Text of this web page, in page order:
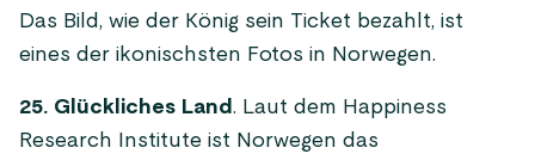
Das Bild, wie der König sein Ticket bezahlt, ist
eines der ikonischsten Fotos in Norwegen.
25. Glückliches Land. Laut dem Happiness
Research Institute ist Norwegen das